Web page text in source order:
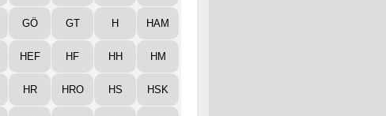
GÖ GT H HAM
HEF HF HH HM
HR HRO HS HSK